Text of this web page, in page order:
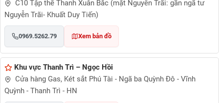
C10 Tập thể Thanh Xuân Bắc (mặt Nguyễn Trãi: gần ngã tư
Nguyễn Trãi- Khuất Duy Tiến)
0969.5262.79 Xem bản đồ
Khu vực Thanh Trì – Ngọc Hồi
Cửa hàng Gas, Két sắt Phú Tài - Ngã ba Quỳnh Đô - Vĩnh
Quỳnh - Thanh Trì - HN